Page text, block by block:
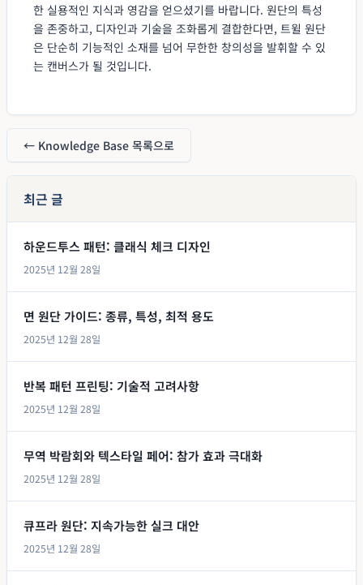
한 실용적인 지식과 영감을 얻으셨기를 바랍니다. 원단의 특성
을 존중하고, 디자인과 기술을 조화롭게 결합한다면, 트윌 원단
은 단순히 기능적인 소재를 넘어 무한한 창의성을 발휘할 수 있
는 캔버스가 될 것입니다.
← Knowledge Base 목록으로
최근 글
하운드투스 패턴: 클래식 체크 디자인
2025년 12월 28일
면 원단 가이드: 종류, 특성, 최적 용도
2025년 12월 28일
반복 패턴 프린팅: 기술적 고려사항
2025년 12월 28일
무역 박람회와 텍스타일 페어: 참가 효과 극대화
2025년 12월 28일
큐프라 원단: 지속가능한 실크 대안
2025년 12월 28일